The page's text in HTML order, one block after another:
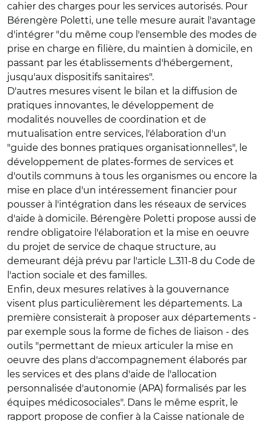
cahier des charges pour les services autorisés. Pour
Bérengère Poletti, une telle mesure aurait l'avantage
d'intégrer "du même coup l'ensemble des modes de
prise en charge en filière, du maintien à domicile, en
passant par les établissements d'hébergement,
jusqu'aux dispositifs sanitaires".
D'autres mesures visent le bilan et la diffusion de
pratiques innovantes, le développement de
modalités nouvelles de coordination et de
mutualisation entre services, l'élaboration d'un
"guide des bonnes pratiques organisationnelles", le
développement de plates-formes de services et
d'outils communs à tous les organismes ou encore la
mise en place d'un intéressement financier pour
pousser à l'intégration dans les réseaux de services
d'aide à domicile. Bérengère Poletti propose aussi de
rendre obligatoire l'élaboration et la mise en oeuvre
du projet de service de chaque structure, au
demeurant déjà prévu par l'article L.311-8 du Code de
l'action sociale et des familles.
Enfin, deux mesures relatives à la gouvernance
visent plus particulièrement les départements. La
première consisterait à proposer aux départements -
par exemple sous la forme de fiches de liaison - des
outils "permettant de mieux articuler la mise en
oeuvre des plans d'accompagnement élaborés par
les services et des plans d'aide de l'allocation
personnalisée d'autonomie (APA) formalisés par les
équipes médicosociales". Dans le même esprit, le
rapport propose de confier à la Caisse nationale de